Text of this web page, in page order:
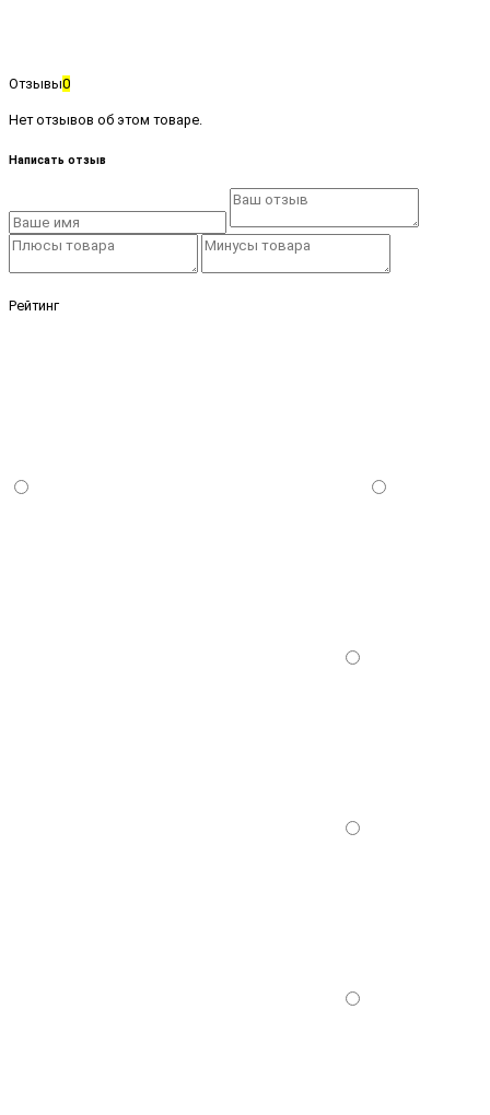
Отзывы0
Нет отзывов об этом товаре.
Написать отзыв
Рейтинг